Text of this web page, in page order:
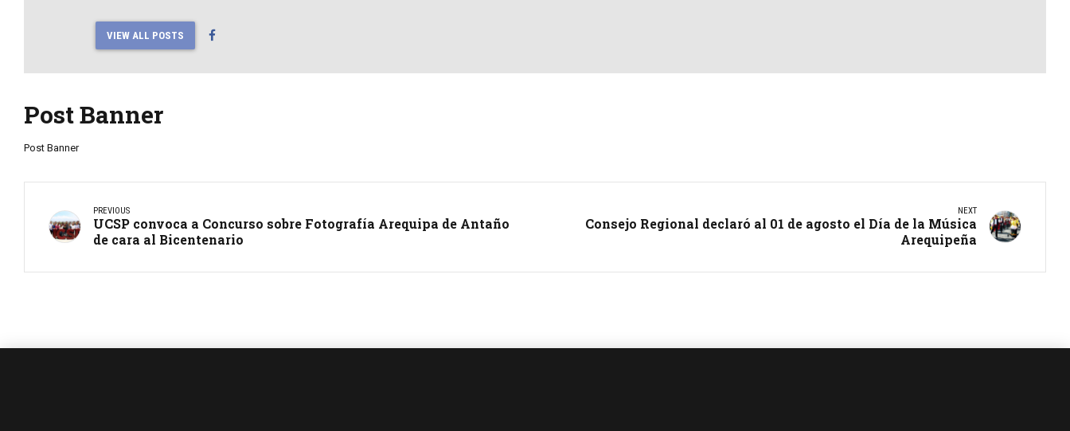
VIEW ALL POSTS
Post Banner
Post Banner
PREVIOUS
UCSP convoca a Concurso sobre Fotografía Arequipa de Antaño
de cara al Bicentenario
NEXT
Consejo Regional declaró al 01 de agosto el Día de la Música
Arequipeña